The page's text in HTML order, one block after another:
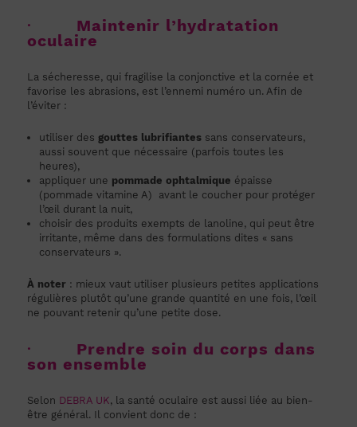
· Maintenir l’hydratation
oculaire
La sécheresse, qui fragilise la conjonctive et la cornée et
favorise les abrasions, est l’ennemi numéro un. Afin de
l’éviter :
utiliser des gouttes lubrifiantes sans conservateurs,
aussi souvent que nécessaire (parfois toutes les
heures),
appliquer une pommade ophtalmique épaisse
(pommade vitamine A) avant le coucher pour protéger
l’œil durant la nuit,
choisir des produits exempts de lanoline, qui peut être
irritante, même dans des formulations dites « sans
conservateurs ».
À noter : mieux vaut utiliser plusieurs petites applications
régulières plutôt qu’une grande quantité en une fois, l’œil
ne pouvant retenir qu’une petite dose.
· Prendre soin du corps dans
son ensemble
Selon DEBRA UK, la santé oculaire est aussi liée au bien-
être général. Il convient donc de :